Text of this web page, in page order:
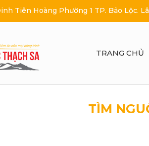
Tiên Hoàng Phường 1 TP. Bảo Lộc.
TRANG CHỦ
TÌM